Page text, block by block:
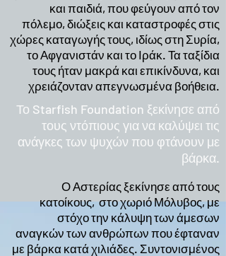
και παιδιά, που φεύγουν από τον
πόλεμο, διώξεις και καταστροφές στις
χώρες καταγωγής τους, ιδίως στη Συρία,
το Αφγανιστάν και το Ιράκ. Τα ταξίδια
τους ήταν μακρά και επικίνδυνα, και
χρειάζονταν απεγνωσμένα βοήθεια.
Το Starfish Foundation ξεκίνησε από
τους ντόπιους για να καλύψει τις
ανάγκες των ψυχών που φτάνουν με
βάρκα.
Ο Αστερίας ξεκίνησε από τους
κατοίκους, στο χωριό Μόλυβος, με
στόχο την κάλυψη των άμεσων
αναγκών των ανθρώπων που έφταναν
με βάρκα κατά χιλιάδες. Συντονισμένος